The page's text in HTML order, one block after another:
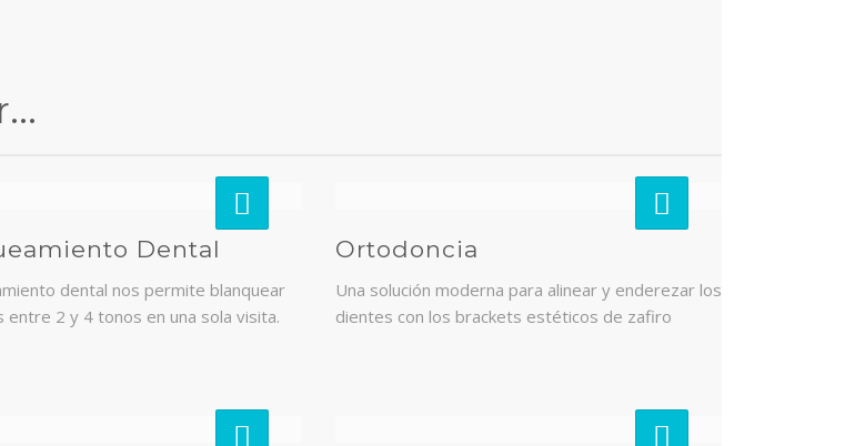
Dental
dental nos permite blanquear
entre 2 y 4 tonos en una sola visita.
Ortodoncia
Una solución moderna para alinear y enderezar los
dientes con los brackets estéticos de zafiro